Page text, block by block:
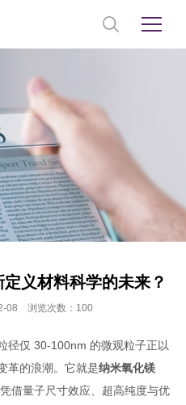
义材料科学的未来？
08 浏览次数：100
径仅 30-100nm 的微观粒子正以
革的浪潮。它就是纳米氧化镁
借量子尺寸效应、超高纯度与优